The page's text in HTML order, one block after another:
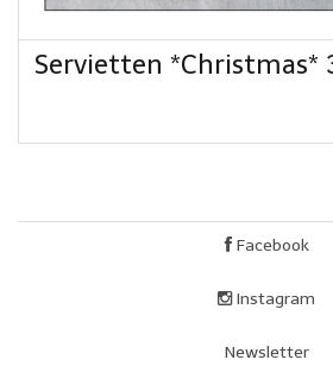
Servietten *Christmas*
Facebook
Instagram
Newsletter